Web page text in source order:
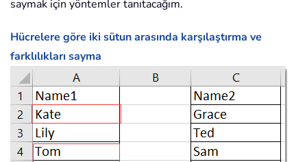
saymak için yöntemler tanıtacağım.
Hücrelere göre iki sütun arasında karşılaştırma ve
farklılıkları sayma